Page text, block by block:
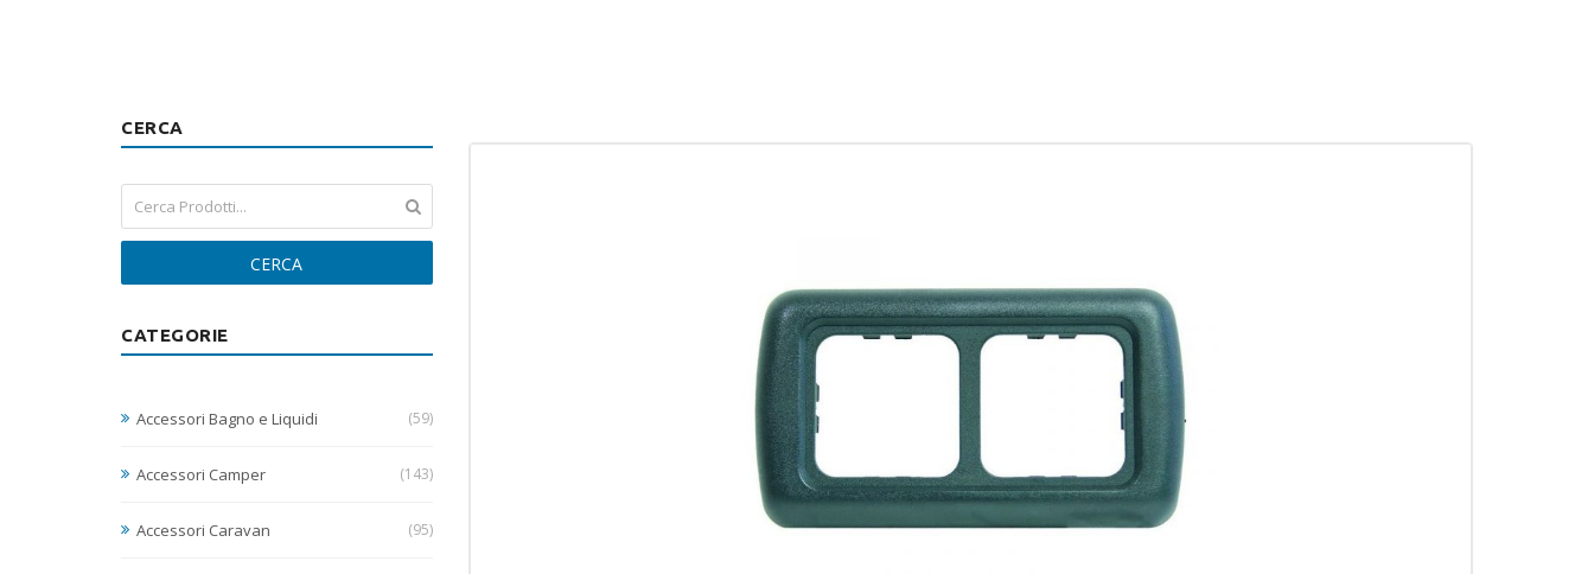
CERCA
CERCA
CATEGORIE
Accessori Bagno e Liquidi (59)
Accessori Camper (143)
Accessori Caravan (95)